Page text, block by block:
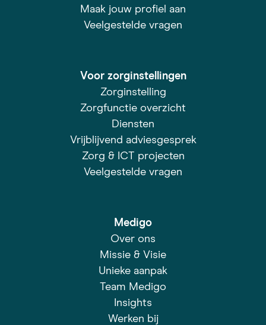
Maak jouw profiel aan
Veelgestelde vragen
Voor zorginstellingen
Zorginstelling
Zorgfunctie overzicht
Diensten
Vrijblijvend adviesgesprek
Zorg & ICT projecten
Veelgestelde vragen
Medigo
Over ons
Missie & Visie
Unieke aanpak
Team Medigo
Insights
Werken bij